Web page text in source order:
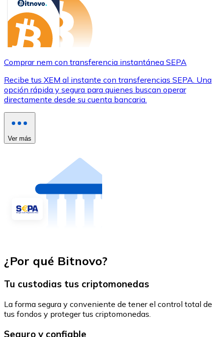
Comprar nem con transferencia instantánea SEPA
Recibe tus XEM al instante con transferencias SEPA. Una
opción rápida y segura para quienes buscan operar
directamente desde su cuenta bancaria.
Ver más
¿Por qué Bitnovo?
Tu custodias tus criptomonedas
La forma segura y conveniente de tener el control total de
tus fondos y proteger tus criptomonedas.
Seguro y confiable